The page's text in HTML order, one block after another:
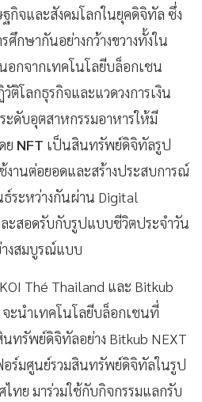
กิจและสังคมโลกในยุคดิจิทัล ซึ่ง
กษากันอย่างกว้างขวางทั้งใน
อกจากเทคโนโลยีบล็อกเชน
ติโลกธุรกิจและแวดวงการเงิน
ะดับอุตสาหกรรมอาหารให้มี
ย NFT เป็นสินทรัพย์ดิจิทัลรูป
านต่อยอดและสร้างประสบการณ์
ระหว่างกันผ่าน Digital
ะสอดรับกับรูปแบบชีวิตประจำวัน
งสมบูรณ์แบบ
Thé Thailand และ Bitkub
ะนำเทคโนโลยีบล็อกเชนที่
ทรัพย์ดิจิทัลอย่าง Bitkub NEXT
ร์มศูนย์รวมสินทรัพย์ดิจิทัลในรูป
ทย มาร่วมใช้กับกิจกรรมแลกรับ